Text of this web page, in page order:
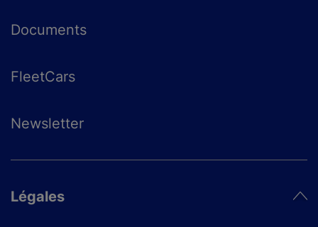
Documents
FleetCars
Newsletter
Légales